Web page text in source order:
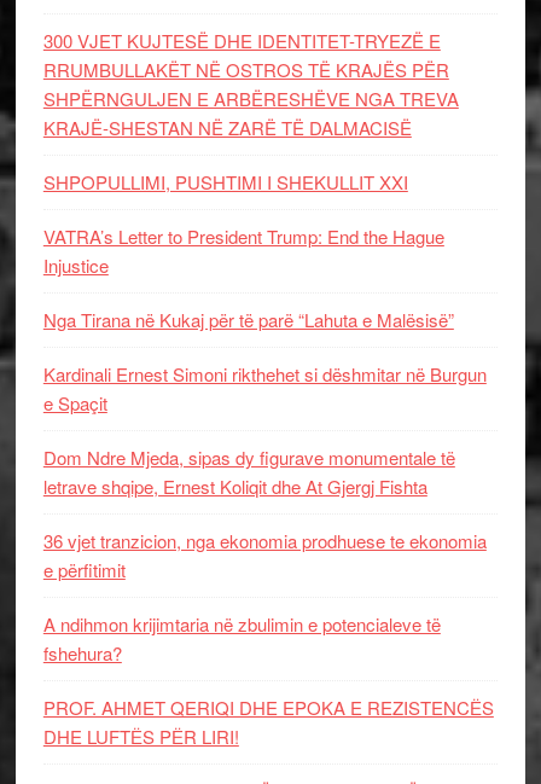
300 VJET KUJTESË DHE IDENTITET-TRYEZË E
RRUMBULLAKËT NË OSTROS TË KRAJËS PËR
SHPËRNGULJEN E ARBËRESHËVE NGA TREVA
KRAJË-SHESTAN NË ZARË TË DALMACISË
SHPOPULLIMI, PUSHTIMI I SHEKULLIT XXI
VATRA’s Letter to President Trump: End the Hague
Injustice
Nga Tirana në Kukaj për të parë “Lahuta e Malësisë”
Kardinali Ernest Simoni rikthehet si dëshmitar në Burgun
e Spaçit
Dom Ndre Mjeda, sipas dy figurave monumentale të
letrave shqipe, Ernest Koliqit dhe At Gjergj Fishta
36 vjet tranzicion, nga ekonomia prodhuese te ekonomia
e përfitimit
A ndihmon krijimtaria në zbulimin e potencialeve të
fshehura?
PROF. AHMET QERIQI DHE EPOKA E REZISTENCЁS
DHE LUFTЁS PЁR LIRI!